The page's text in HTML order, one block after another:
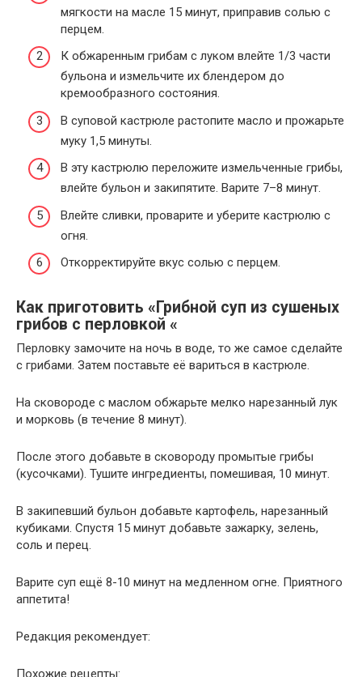
мягкости на масле 15 минут, приправив солью с
перцем.
К обжаренным грибам с луком влейте 1/3 части
бульона и измельчите их блендером до
кремообразного состояния.
В суповой кастрюле растопите масло и прожарьте
муку 1,5 минуты.
В эту кастрюлю переложите измельченные грибы,
влейте бульон и закипятите. Варите 7–8 минут.
Влейте сливки, проварите и уберите кастрюлю с
огня.
Откорректируйте вкус солью с перцем.
Как приготовить «Грибной суп из сушеных
грибов с перловкой «
Перловку замочите на ночь в воде, то же самое сделайте
с грибами. Затем поставьте её вариться в кастрюле.
На сковороде с маслом обжарьте мелко нарезанный лук
и морковь (в течение 8 минут).
После этого добавьте в сковороду промытые грибы
(кусочками). Тушите ингредиенты, помешивая, 10 минут.
В закипевший бульон добавьте картофель, нарезанный
кубиками. Спустя 15 минут добавьте зажарку, зелень,
соль и перец.
Варите суп ещё 8-10 минут на медленном огне. Приятного
аппетита!
Редакция рекомендует:
Похожие рецепты: